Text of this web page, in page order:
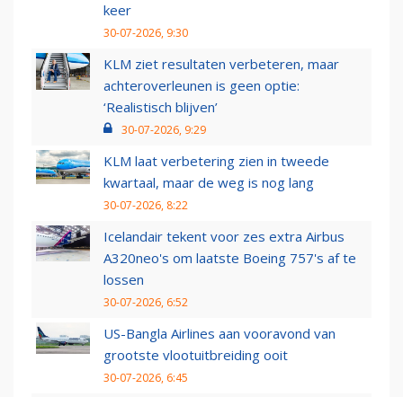
keer
30-07-2026, 9:30
KLM ziet resultaten verbeteren, maar
achteroverleunen is geen optie:
‘Realistisch blijven’
30-07-2026, 9:29
KLM laat verbetering zien in tweede
kwartaal, maar de weg is nog lang
30-07-2026, 8:22
Icelandair tekent voor zes extra Airbus
A320neo's om laatste Boeing 757's af te
lossen
30-07-2026, 6:52
US-Bangla Airlines aan vooravond van
grootste vlootuitbreiding ooit
30-07-2026, 6:45